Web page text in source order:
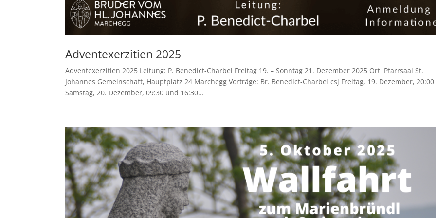
Adventexerzitien 2025
Adventexerzitien 2025 Leitung: P. Benedict-Charbel Freitag 19. – Sonntag 21. Dezember 2025 Ort: Pfarrsaal St.
Johannes Gemeinschaft, Hauptplatz 24 Marchegg Vorträge: Br. Benedict-Charbel csj Freitag, 19. Dezember,
Samstag, 20. Dezember, 09:30 und 16:30...